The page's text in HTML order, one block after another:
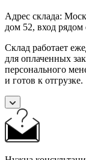
Адрес склада:
дом 52, вход рядом
Склад работает
для оплаченных
персонального
и готов к отгрузке.